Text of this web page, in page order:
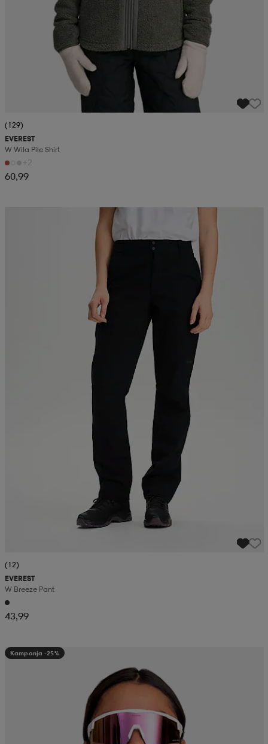
(129)
EVEREST
W Wila Pile Shirt
+2
60,99
(12)
EVEREST
W Breeze Pant
43,99
Kampanja -25%